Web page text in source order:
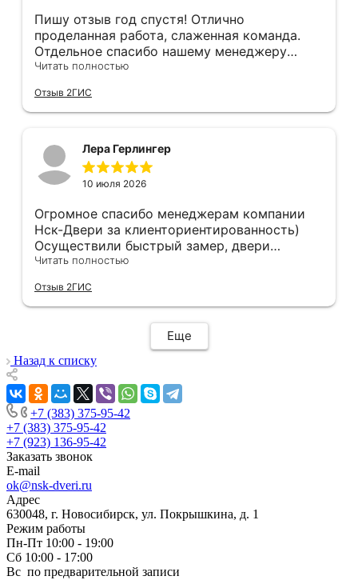
порога наклеен на эту плёнку...
Пишу отзыв год спустя! Отлично
проделанная работа, слаженная команда.
Отдельное спасибо нашему менеджеру
Анастасии, помогла сделать выбор, от
профессионально, рекомендую.
Читать полностью
Отзыв 2ГИС
Лера Герлингер
10 июля 2026
Огромное спасибо менеджерам компании
Нск-Двери за клиенториентированность)
Осуществили быстрый замер, двери
оказались в наличии. По доставке
компанию, где я могу указать удобный для
меня интервал времени, а не ждать весь
день🙏 Не могу не отметить качественный
монтаж дверей, спасибо мастеру Антону за
его труд!!!
Читать полностью
Отзыв 2ГИС
Еще
Назад к списку
+7 (383) 375-95-42
+7 (383) 375-95-42
+7 (923) 136-95-42
Заказать звонок
E-mail
ok@nsk-dveri.ru
Адрес
630048, г. Новосибирск, ул. Покрышкина, д. 1
Режим работы
Пн-Пт 10:00 - 19:00
Сб 10:00 - 17:00
Вс по предварительной записи